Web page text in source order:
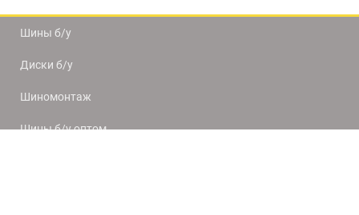
Шины б/у
Диски б/у
Шиномонтаж
Шины б/у оптом